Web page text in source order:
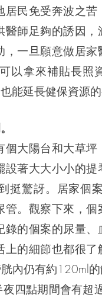
民免受奔波之
師足夠的誘因
一旦願意做居
以拿來補貼長照
能延長健保資源的
大陽台和大草
著大大小小的
挺驚訝。居家個
。觀察下來，
的個案的尿量、
的細節也都很
內仍有約120ml
四點期間會有超